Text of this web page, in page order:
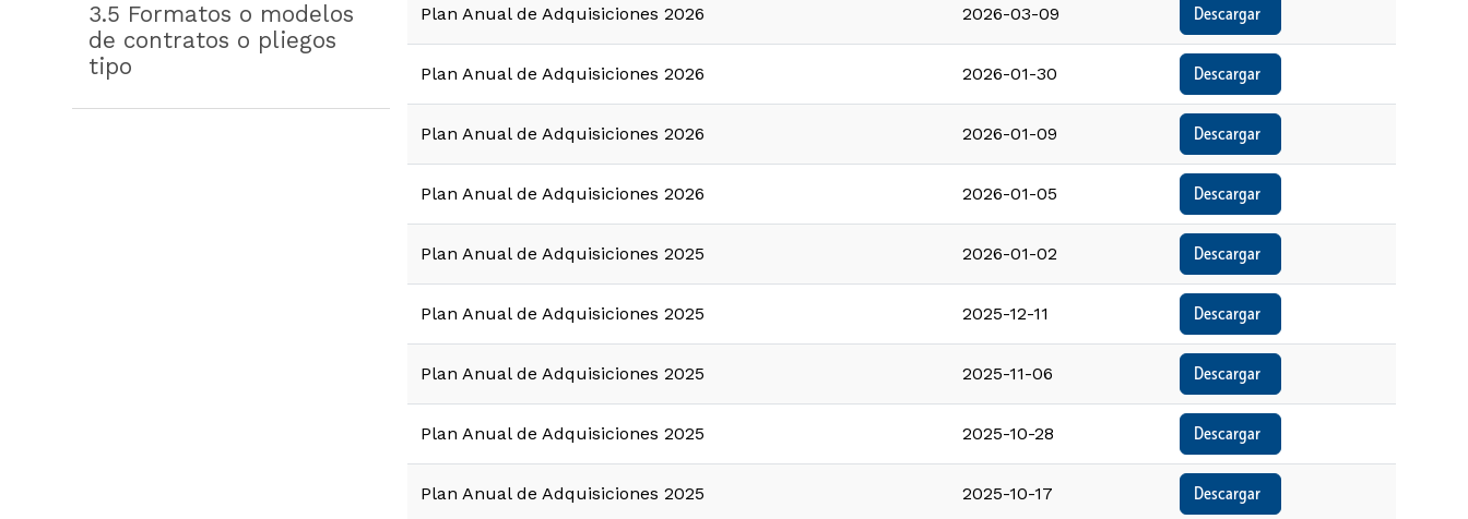
3.5 Formatos o modelos
de contratos o pliegos
tipo
Plan Anual de Adquisiciones 2026 2026-03-09 Descargar
Plan Anual de Adquisiciones 2026 2026-01-30 Descargar
Plan Anual de Adquisiciones 2026 2026-01-09 Descargar
Plan Anual de Adquisiciones 2026 2026-01-05 Descargar
Plan Anual de Adquisiciones 2025 2026-01-02 Descargar
Plan Anual de Adquisiciones 2025 2025-12-11 Descargar
Plan Anual de Adquisiciones 2025 2025-11-06 Descargar
Plan Anual de Adquisiciones 2025 2025-10-28 Descargar
Plan Anual de Adquisiciones 2025 2025-10-17 Descargar